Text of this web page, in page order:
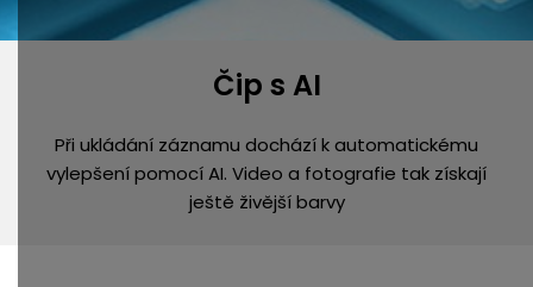
Čip s AI
Při ukládání záznamu dochází k automatickému
vylepšení pomocí AI. Video a fotografie tak získají
ještě živější barvy